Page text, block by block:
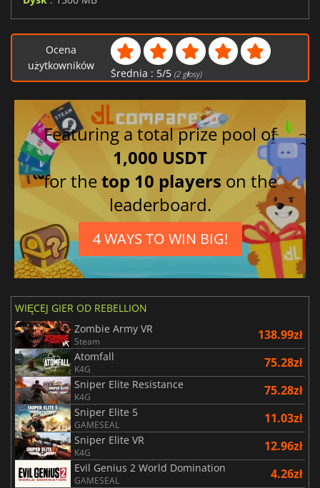
Ocena
użytkowników
Średnia : 5/5 (2głosy)
Featuring a total prize pool of
1,000 USDT
for thetop 10 players on the
leaderboard.
4 WAYS TO WIN BIG!
WIĘCEJ GIER OD REBELLION
Zombie Army VR
Steam 138.99zł
Atomfall
K4G 75.28zł
Sniper Elite Resistance
K4G 75.28zł
Sniper Elite 5
GAMESEAL 11.03zł
Sniper Elite VR
K4G 12.96zł
Evil Genius 2 World Domination
GAMESEAL 4.26zł